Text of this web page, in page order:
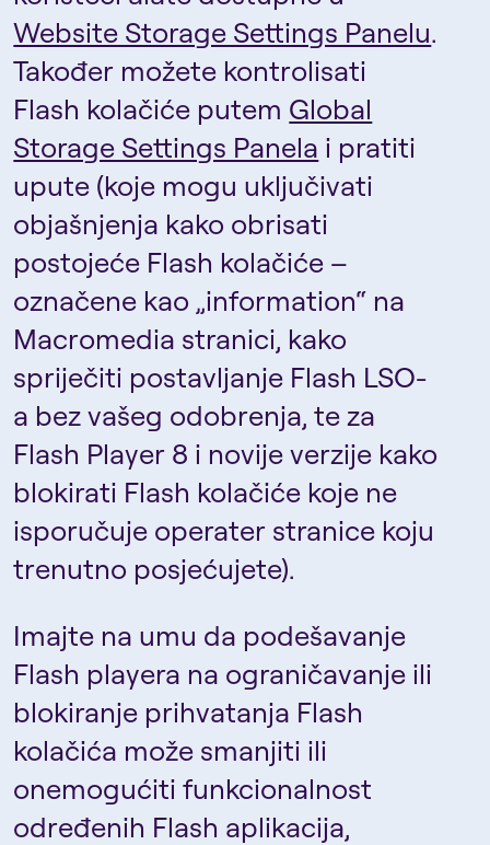
Website Storage Settings Panelu.
Također možete kontrolisati
Flash kolačiće putem Global
Storage Settings Panela i pratiti
upute (koje mogu uključivati
objašnjenja kako obrisati
postojeće Flash kolačiće –
označene kao „information“ na
Macromedia stranici, kako
spriječiti postavljanje Flash LSO-
a bez vašeg odobrenja, te za
Flash Player 8 i novije verzije kako
blokirati Flash kolačiće koje ne
isporučuje operater stranice koju
trenutno posjećujete).
Imajte na umu da podešavanje
Flash playera na ograničavanje ili
blokiranje prihvatanja Flash
kolačića može smanjiti ili
onemogućiti funkcionalnost
određenih Flash aplikacija,